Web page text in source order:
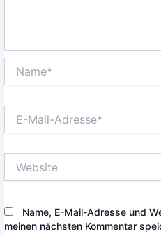
Mail-
Name, E-Mail-Adresse und
meinen nächsten Kommentar